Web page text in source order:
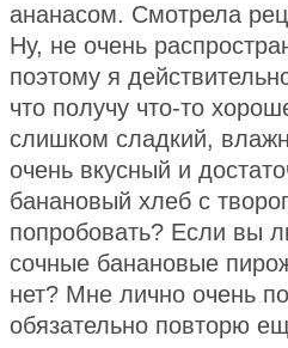
ананасом. Смотрела
Ну, не очень
поэтому я
что получу что-то
слишком сладкий,
очень вкусный и
банановый хлеб с
попробовать? Если вы
сочные банановые
нет? Мне лично очень
обязательно повторю